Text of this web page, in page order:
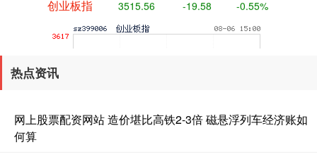
热点资讯
网上股票配资网站 造价堪比高铁2-3倍 磁悬浮列车经济账如
何算